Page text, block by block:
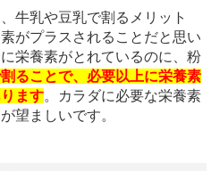
牛乳や豆乳で割るメリット
がプラスされることだと思い
栄養素がとれているのに、粉
ることで、必要以上に栄養素
ます。カラダに必要な栄養素
望ましいです。